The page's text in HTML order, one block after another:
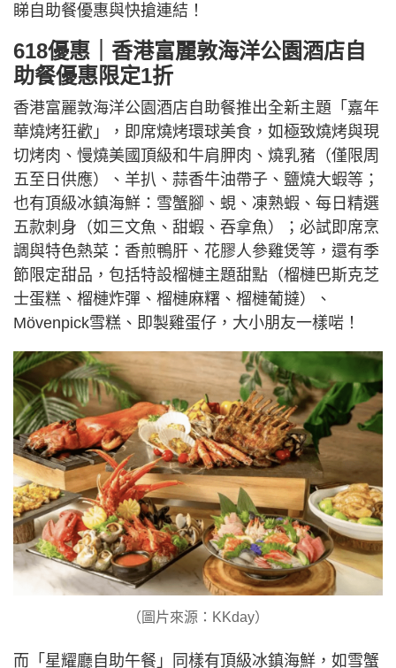
睇自助餐優惠與快搶連結！
618優惠｜香港富麗敦海洋公園酒店自
助餐優惠限定1折
香港富麗敦海洋公園酒店自助餐推出全新主題「嘉年
華燒烤狂歡」，即席燒烤環球美食，如極致燒烤與現
切烤肉、慢燒美國頂級和牛肩胛肉、燒乳豬（僅限周
五至日供應）、羊扒、蒜香牛油帶子、鹽燒大蝦等；
也有頂級冰鎮海鮮：雪蟹腳、蜆、凍熟蝦、每日精選
五款刺身（如三文魚、甜蝦、吞拿魚）；必試即席烹
調與特色熱菜：香煎鴨肝、花膠人參雞煲等，還有季
節限定甜品，包括特設榴槤主題甜點（榴槤巴斯克芝
士蛋糕、榴槤炸彈、榴槤麻糬、榴槤葡撻）、
Mövenpick雪糕、即製雞蛋仔，大小朋友一樣啱！
（圖片來源：KKday）
而「星耀廳自助午餐」同樣有頂級冰鎮海鮮，如雪蟹